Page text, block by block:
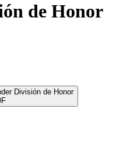
de Honor
División de Honor